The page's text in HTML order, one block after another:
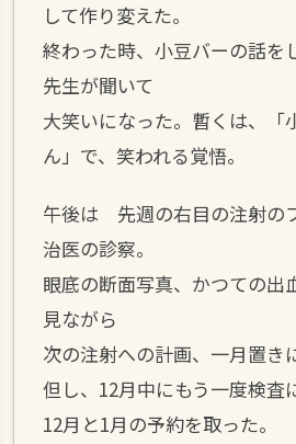
して作り変えた。
終わった時、小豆バーの話を
先生が聞いて
大笑いになった。暫くは、「
ん」で、笑われる覚悟。
午後は 先週の右目の注射の
治医の診察。
眼底の断面写真、かつての出
見ながら
次の注射への計画、一月置き
但し、12月中にもう一度検査
12月と1月の予約を取った。